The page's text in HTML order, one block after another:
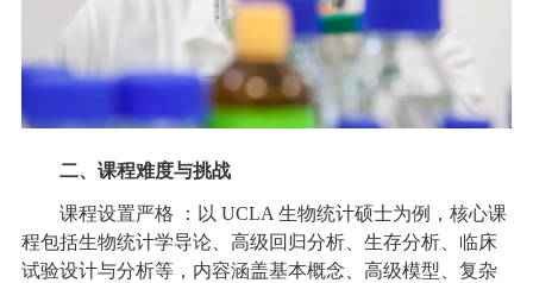
二、课程难度与挑战
课程设置严格 ：以 UCLA 生物统计硕士为例，核心课
程包括生物统计学导论、高级回归分析、生存分析、临床
试验设计与分析等，内容涵盖基本概念、高级模型、复杂